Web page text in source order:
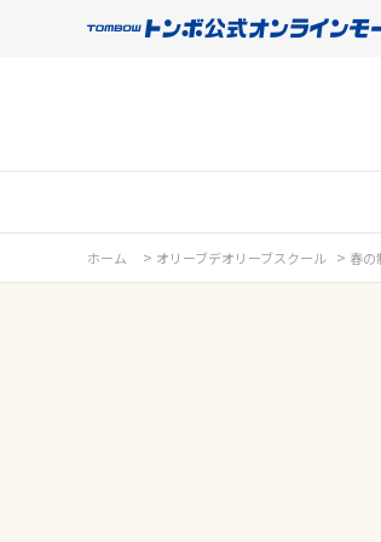
ホーム > オリーブデオリーブスクール > 春の